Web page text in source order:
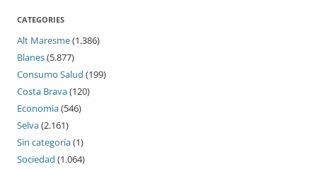
CATEGORIES
Alt Maresme(1.386)
Blanes(5.877)
Consumo Salud (199)
Costa Brava(120)
Economia(546)
Selva(2.161)
Sin categoría(1)
Sociedad (1.064)